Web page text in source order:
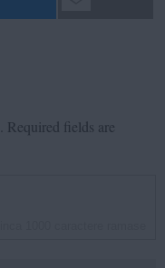
Required fields are